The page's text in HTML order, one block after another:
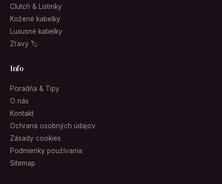
Clutch & Listinky
Kožené kabelky
Luxusné kabelky
Zľavy 🏷
Info
Poradňa & Tipy
O nás
Kontakt
Ochrana osobných údajov
Zásady cookies
Podmienky používania
Sitemap